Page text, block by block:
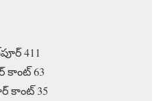
411
కాంట్ 63
కాంట్ 35